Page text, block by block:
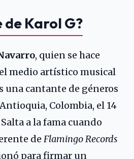
de Karol G?
, quien se hace
medio artístico musical
una cantante de géneros
Colombia, el 14
a la fama cuando
de Flamingo Records
para firmar un